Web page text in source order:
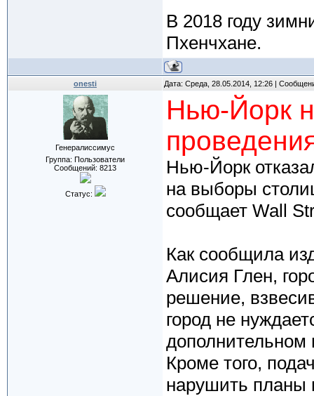
В 2018 году
Пхенчхане.
onesti Дата: Среда, 28.05.2014, 12:26 |
Генералиссимус
Группа: Пользователи
Сообщений: 8213
Статус:
Нью-Йорк
Нью-Йорк
на выборы
сообщает Wall
Как сообщила
Алисия Глен,
решение,
город не
дополнительном
Кроме того,
нарушить планы